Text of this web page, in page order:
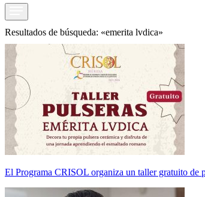
Resultados de búsqueda: «emerita lvdica»
El Programa CRISOL organiza un taller gratuito